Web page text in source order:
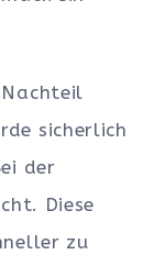
sicherlich
der
Diese
zu